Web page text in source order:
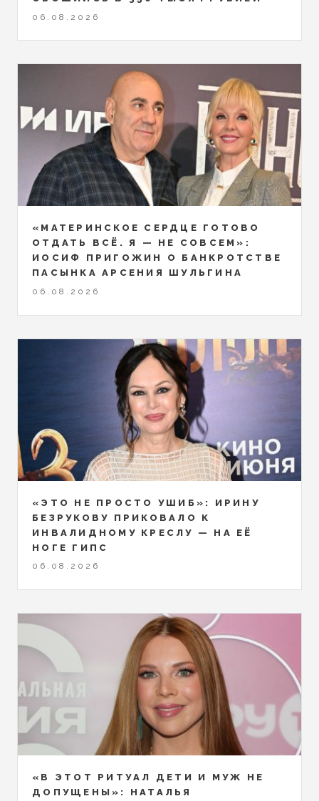
06.08.2026
«МАТЕРИНСКОЕ СЕРДЦЕ ГОТОВО
ОТДАТЬ ВСЁ. Я — НЕ СОВСЕМ»:
ИОСИФ ПРИГОЖИН О БАНКРОТСТВЕ
ПАСЫНКА АРСЕНИЯ ШУЛЬГИНА
06.08.2026
«ЭТО НЕ ПРОСТО УШИБ»: ИРИНУ
БЕЗРУКОВУ ПРИКОВАЛО К
ИНВАЛИДНОМУ КРЕСЛУ — НА ЕЁ
НОГЕ ГИПС
06.08.2026
«В ЭТОТ РИТУАЛ ДЕТИ И МУЖ НЕ
ДОПУЩЕНЫ»: НАТАЛЬЯ